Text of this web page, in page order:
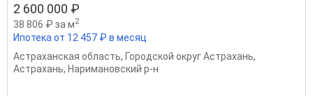
2 600 000 ₽
38 806 ₽ за м2
Ипотека от 12 457 ₽ в месяц
Астраханская область, Городской округ Астрахань,
Астрахань, Наримановский р-н